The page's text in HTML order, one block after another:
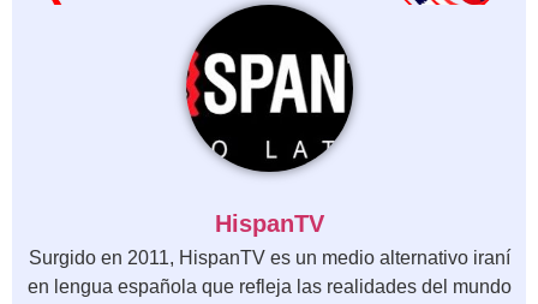
HispanTV
Surgido en 2011, HispanTV es un medio alternativo iraní
en lengua española que refleja las realidades del mundo